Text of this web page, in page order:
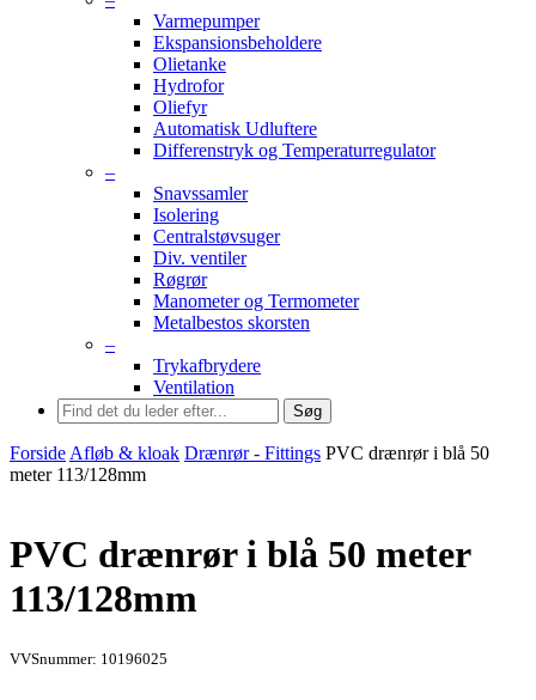
Varmepumper
Ekspansionsbeholdere
Olietanke
Hydrofor
Oliefyr
Automatisk Udluftere
Differenstryk og Temperaturregulator
–
Snavssamler
Isolering
Centralstøvsuger
Div. ventiler
Røgrør
Manometer og Termometer
Metalbestos skorsten
–
Trykafbrydere
Ventilation
Søg
Forside Afløb & kloak Drænrør - Fittings PVC drænrør i blå 50
meter 113/128mm
PVC drænrør i blå 50 meter
113/128mm
VVSnummer: 10196025